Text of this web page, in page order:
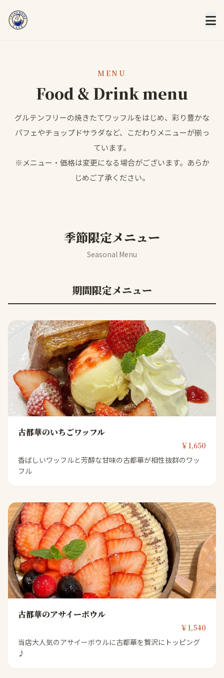
MENU
Food & Drink menu
グルテンフリーの焼きたてワッフルをはじめ、彩り豊かな
パフェやチョップドサラダなど、こだわりメニューが揃っ
ています。
※メニュー・価格は変更になる場合がございます。あらか
じめご了承ください。
季節限定メニュー
Seasonal Menu
期間限定メニュー
古都華のいちごワッフル
￥1,650
香ばしいワッフルと芳醇な甘味の古都華が相性抜群のワッ
フル
古都華のアサイーボウル
￥1,540
当店大人気のアサイーボウルに古都華を贅沢にトッピング
♪